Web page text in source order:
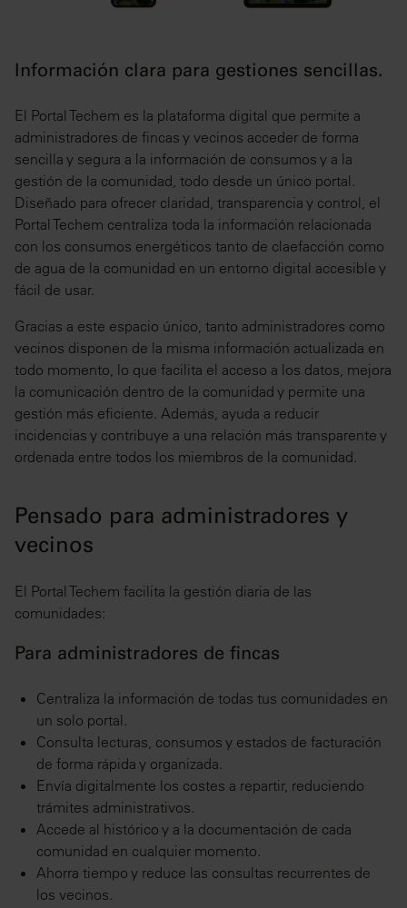
Información clara para gestiones sencillas.
El Portal Techem es la plataforma digital que permite a
administradores de fincas y vecinos acceder de forma
sencilla y segura a la información de consumos y a la
gestión de la comunidad, todo desde un único portal.
Diseñado para ofrecer claridad, transparencia y control, el
Portal Techem centraliza toda la información relacionada
con los consumos energéticos tanto de claefacción como
de agua de la comunidad en un entorno digital accesible y
fácil de usar.
Gracias a este espacio único, tanto administradores como
vecinos disponen de la misma información actualizada en
todo momento, lo que facilita el acceso a los datos, mejora
la comunicación dentro de la comunidad y permite una
gestión más eficiente. Además, ayuda a reducir
incidencias y contribuye a una relación más transparente y
ordenada entre todos los miembros de la comunidad.
Pensado para administradores y
vecinos
El Portal Techem facilita la gestión diaria de las
comunidades:
Para administradores de fincas
Centraliza la información de todas tus comunidades en
un solo portal.
Consulta lecturas, consumos y estados de facturación
de forma rápida y organizada.
Envía digitalmente los costes a repartir, reduciendo
trámites administrativos.
Accede al histórico y a la documentación de cada
comunidad en cualquier momento.
Ahorra tiempo y reduce las consultas recurrentes de
los vecinos.